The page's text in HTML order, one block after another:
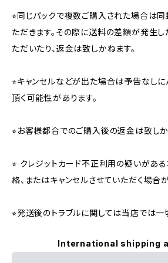
⭐︎同じパックで複数ご購入された場合は
ただきます。その際に送料の差額が発生
ただいたり、返金は致しかねます。
⭐︎キャンセルなどが出た場合は予告なしに
頂く可能性があります。
⭐︎お客様都合でのご購入後の返金は致しか
⭐︎ クレジットカード不正利用の疑いがあ
絡、またはキャンセルさせていただく場合が
⭐︎発送後のトラブルに関しては当店では一
International shipping